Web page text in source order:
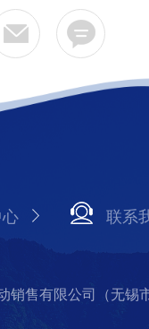
联系
销售有限公司（无锡